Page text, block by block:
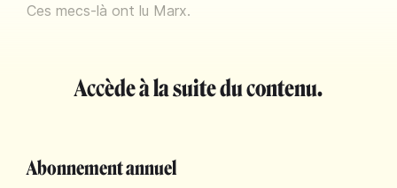
Ces mecs-là ont lu Marx.
Accède à la suite du contenu.
Abonnement annuel